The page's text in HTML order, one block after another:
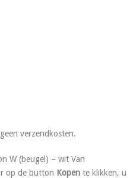
verzendkosten.
W (beugel) – wit Van
op de button Kopente klikken, u